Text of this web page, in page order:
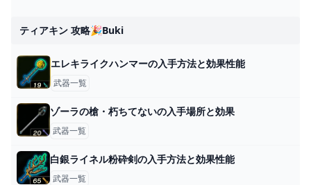
ティアキン 攻略🎉buki
エレキライクハンマーの入手方法と効果性能
武器一覧
ゾーラの槍・朽ちてないの入手場所と効果
武器一覧
白銀ライネル粉砕剣の入手方法と効果性能
武器一覧